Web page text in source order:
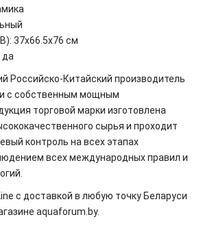
37х66.5х76 см
да
Российско-Китайский производитель
с собственным мощным
торговой марки изготовлена
сырья и проходит
контроль на всех этапах
всех международных правил и
с доставкой в любую точку Беларуси
aquaforum.by.